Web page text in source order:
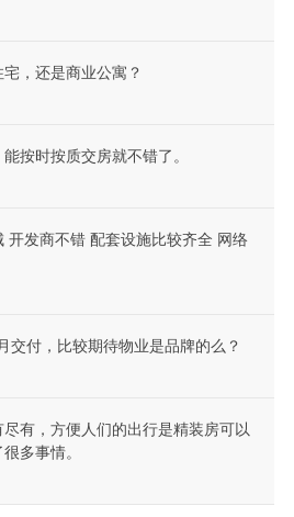
，还是商业公寓？
按时按质交房就不错了。
开发商不错 配套设施比较齐全 网络
交付，比较期待物业是品牌的么？
有，方便人们的出行是精装房可以
多事情。